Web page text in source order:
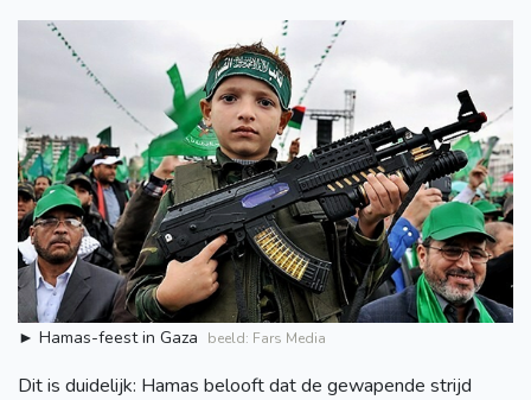
► Hamas-feest in Gaza beeld: Fars Media
Dit is duidelijk: Hamas belooft dat de gewapende strijd